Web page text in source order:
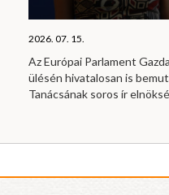
2026. 07. 15.
Az Európai Parlament
ülésén hivatalosan is
Tanácsának soros ír